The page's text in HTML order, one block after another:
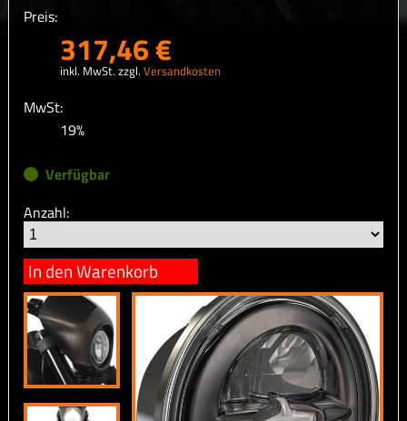
Preis:
317,46 €
inkl. MwSt. zzgl. Versandkosten
MwSt:
19%
Verfügbar
Anzahl:
In den Warenkorb